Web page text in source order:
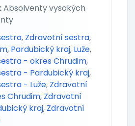
Absolventy vysokých
, Zdravotní sestra,
, Pardubický kraj, Luže,
- okres Chrudim,
- Pardubický kraj,
- Luže, Zdravotní
Chrudim, Zdravotní
kraj, Zdravotní